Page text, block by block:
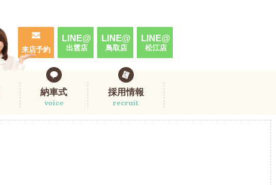
来店予約
LINE@
出雲店
LINE@
鳥取店
LINE@
松江店
納車式
voice
採用情報
recruit